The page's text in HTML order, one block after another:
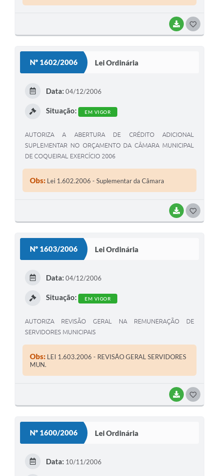
BAIXAR
Nº 1602/2006 Lei Ordinária
BAIXAR
Data: 04/12/2006
Situação: EM VIGOR
AUTORIZA A ABERTURA DE CRÉDITO ADICIONAL
SUPLEMENTAR NO ORÇAMENTO DA CÂMARA MUNICIPAL
DE COQUEIRAL EXERCÍCIO 2006
Obs: Lei 1.602.2006 - Suplementar da Câmara
Nº 1603/2006 Lei Ordinária
BAIXAR
Data: 04/12/2006
Situação: EM VIGOR
AUTORIZA REVISÃO GERAL NA REMUNERAÇÃO DE
SERVIDORES MUNICIPAIS
Obs: LEI 1.603.2006 - REVISÃO GERAL SERVIDORES
MUN.
Nº 1600/2006 Lei Ordinária
Data: 10/11/2006